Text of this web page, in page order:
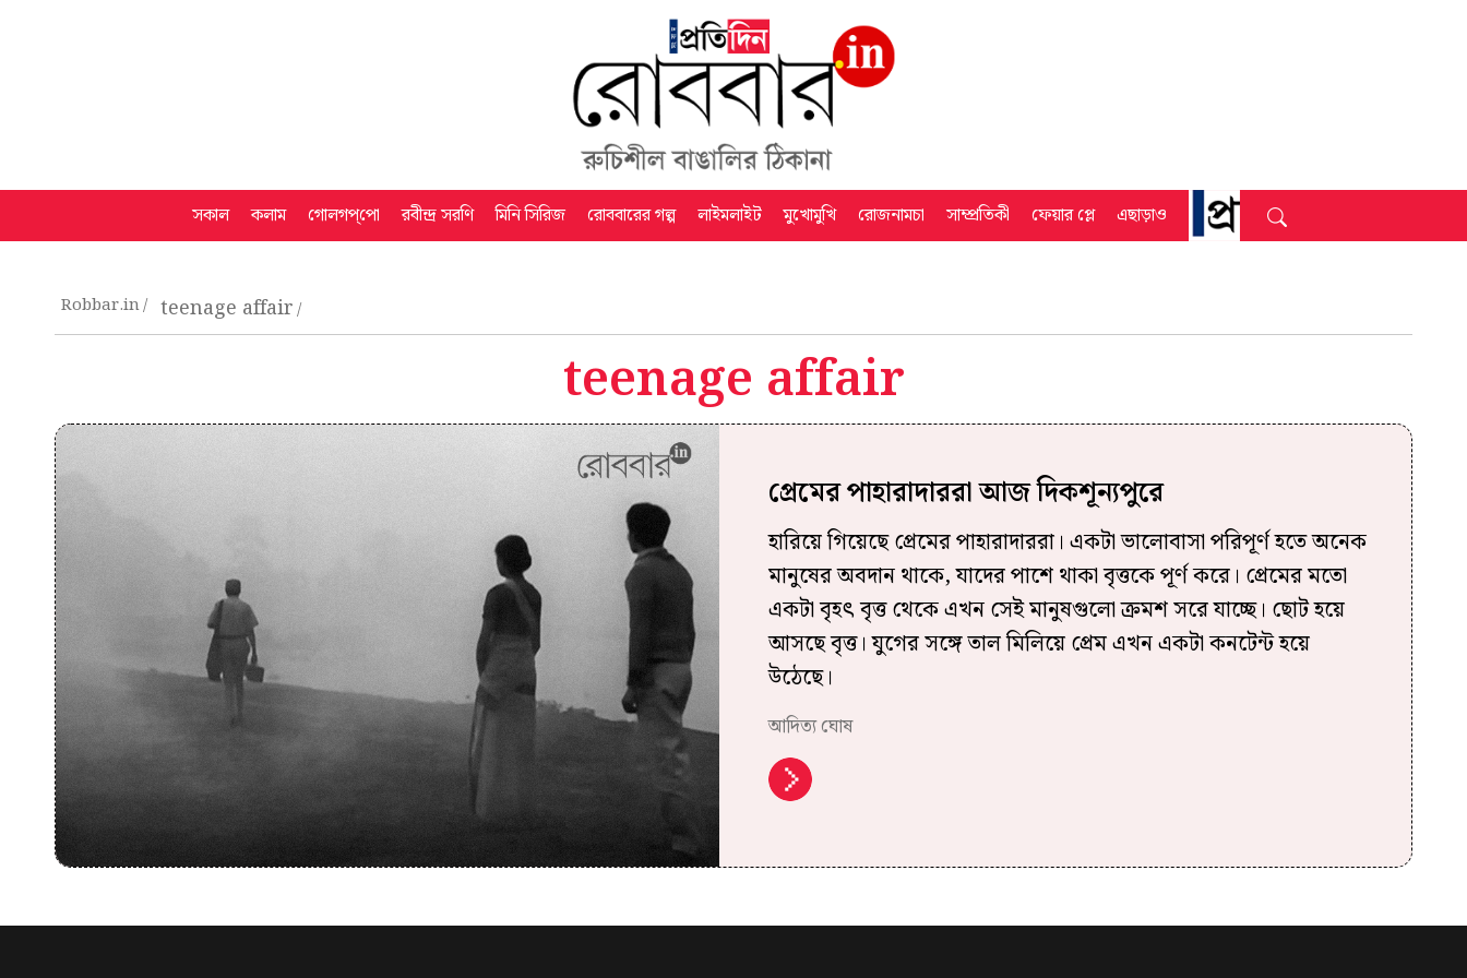
সকাল কলাম গোলগপ্‌পো রবীন্দ্র সরণি মিনি সিরিজ রোববারের গল্প লাইমলাইট মুখোমুখি রোজনামচা সাম্প্রতিকী ফেয়ার প্লে এছাড়াও
Robbar.in teenage affair
teenage affair
প্রেমের পাহারাদাররা আজ দিকশূন্যপুরে
হারিয়ে গিয়েছে প্রেমের পাহারাদাররা। একটা ভালোবাসা পরিপূর্ণ হতে অনেক
মানুষের অবদান থাকে, যাদের পাশে থাকা বৃত্তকে পূর্ণ করে। প্রেমের মতো
একটা বৃহৎ বৃত্ত থেকে এখন সেই মানুষগুলো ক্রমশ সরে যাচ্ছে। ছোট হয়ে
আসছে বৃত্ত। যুগের সঙ্গে তাল মিলিয়ে প্রেম এখন একটা কনটেন্ট হয়ে
উঠেছে।
আদিত্য ঘোষ